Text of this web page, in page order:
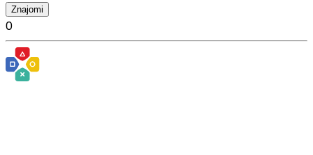
Znajomi
0